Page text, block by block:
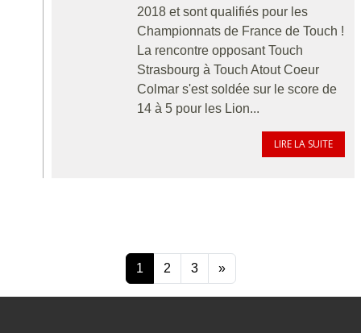
2018 et sont qualifiés pour les
Championnats de France de Touch !
La rencontre opposant Touch
Strasbourg à Touch Atout Coeur
Colmar s'est soldée sur le score de
14 à 5 pour les Lion...
LIRE LA SUITE
1 2 3 »